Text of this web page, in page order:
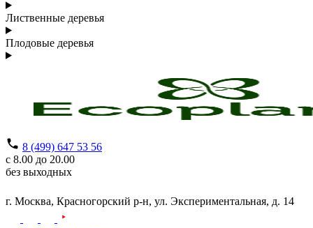
Лиственные деревья
Плодовые деревья
8 (499) 647 53 56
с 8.00 до 20.00
без выходных
г. Москва, Красногорский р-н, ул. Экспериментальная, д. 14